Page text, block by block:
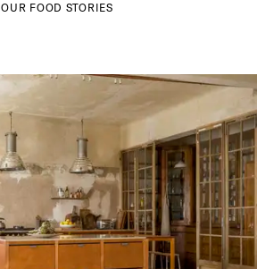
OUR FOOD STORIES